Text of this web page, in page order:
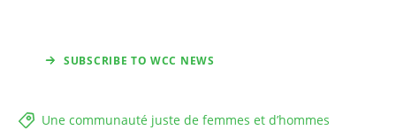
SUBSCRIBE TO WCC NEWS
Une communauté juste de femmes et d’hommes